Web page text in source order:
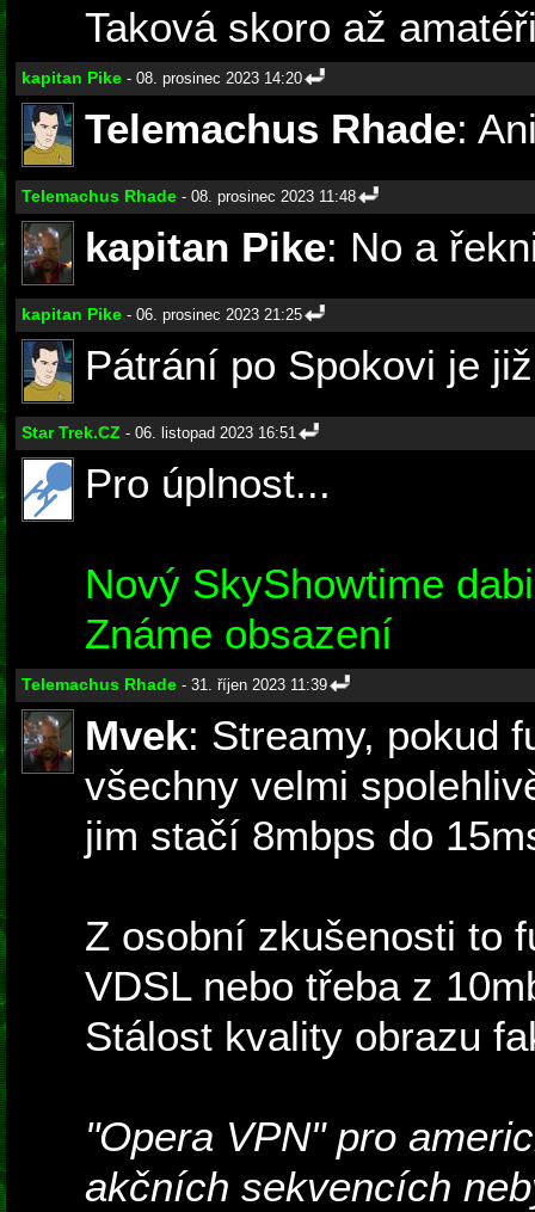
Taková skoro až
kapitan Pike - 08. prosinec 2023 14:20
Telemachus Rhade:
Telemachus Rhade - 08. prosinec 2023 11:48
kapitan Pike: No a
kapitan Pike - 06. prosinec 2023 21:25
Pátrání po Spokovi je
Star Trek.CZ - 06. listopad 2023 16:51
Pro úplnost...
Nový SkyShowtime
Známe obsazení
Telemachus Rhade - 31. říjen 2023 11:39
Mvek: Streamy, pokud
všechny velmi
jim stačí 8mbps do
Z osobní zkušenosti to
VDSL nebo třeba z
Stálost kvality obrazu
"Opera VPN" pro
akčních sekvencích